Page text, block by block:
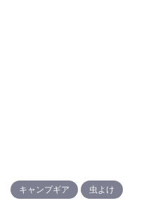
キャンプギア 虫よけ